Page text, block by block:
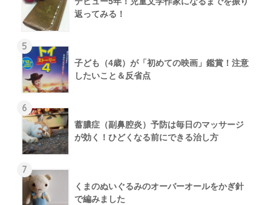
返ってみる！
5
子ども（4歳）が「初めての映画」鑑賞！注意
したいこと＆反省点
6
蓄膿症（副鼻腔炎）予防は毎日のマッサージ
が効く！ひどくなる前にできる治し方
7
くまのぬいぐるみのオーバーオールをかぎ針
で編みました